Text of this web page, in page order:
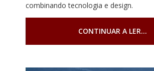
combinando tecnologia e design.
CONTINUAR A LER...